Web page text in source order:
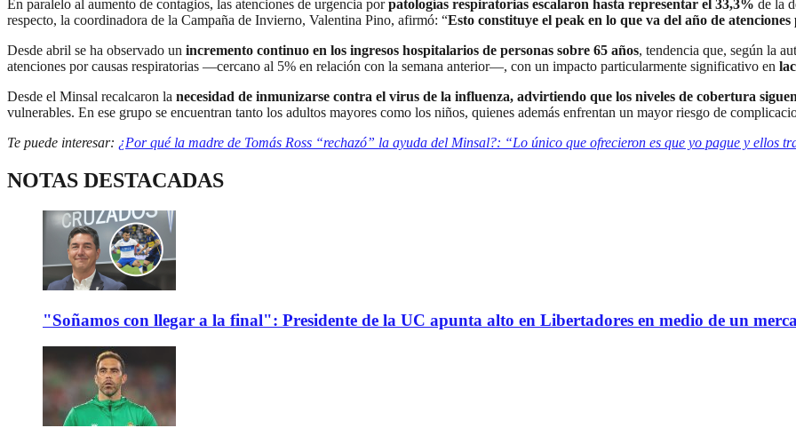
En paralelo al aumento de contagios, las atenciones de urgencia porpatologías respiratorias escalaron hasta representar el 33,3% de la
respecto, la coordinadora de la Campaña de Invierno, Valentina Pino, afirmó: “Esto constituye el peak en lo que va del año de
Desde abril se ha observado un incremento continuo en los ingresos hospitalarios de personas sobre 65 años, tendencia que, según la
atenciones por causas respiratorias —cercano al 5% en relación con la semana anterior—, con un impacto particularmente significativo en
Desde el Minsal recalcaron la necesidad de inmunizarse contra el virus de la influenza, advirtiendo que los niveles de cobertura
vulnerables. En ese grupo se encuentran tanto los adultos mayores como los niños, quienes además enfrentan un mayor riesgo de
Te puede interesar: ¿Por qué la madre de Tomás Ross “rechazó” la ayuda del Minsal?: “Lo único que ofrecieron es que yo pague y ellos
NOTAS DESTACADAS
"Soñamos con llegar a la final": Presidente de la UC apunta alto en Libertadores en medio de un